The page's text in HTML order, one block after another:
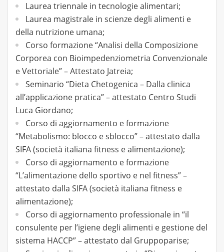
Laurea triennale in tecnologie alimentari;
Laurea magistrale in scienze degli alimenti e
della nutrizione umana;
Corso formazione “Analisi della Composizione
Corporea con Bioimpedenziometria Convenzionale
e Vettoriale” – Attestato Jatreia;
Seminario “Dieta Chetogenica – Dalla clinica
all’applicazione pratica” – attestato Centro Studi
Luca Giordano;
Corso di aggiornamento e formazione
“Metabolismo: blocco e sblocco” – attestato dalla
SIFA (società italiana fitness e alimentazione);
Corso di aggiornamento e formazione
“L’alimentazione dello sportivo e nel fitness” –
attestato dalla SIFA (società italiana fitness e
alimentazione);
Corso di aggiornamento professionale in “il
consulente per l’igiene degli alimenti e gestione del
sistema HACCP” – attestato dal Gruppoparise;